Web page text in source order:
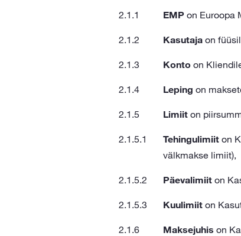
EMPon Euroopa
Kasutajaon
Kontoon
Leping on
Limiiton
Tehingulimiiton
välkmakse limiit),
Päevalimiiton
Kuulimiiton
Maksejuhis on